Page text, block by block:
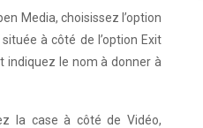
Media, choisissez l’option
à côté de l’option Exit
indiquez le nom à donner à
la case à côté de Vidéo,